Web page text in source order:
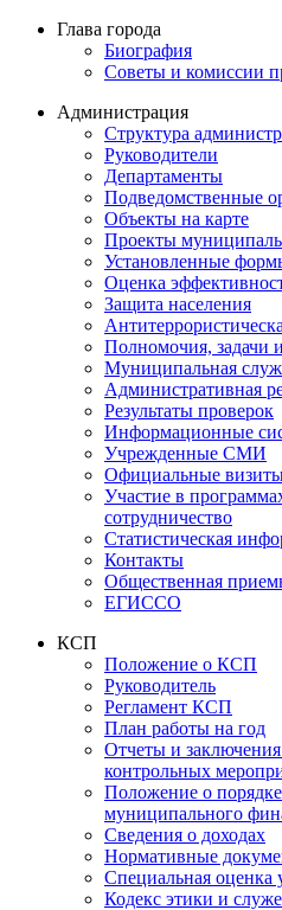
Глава города
Биография
Советы и комиссии
Администрация
Структура
Руководители
Департаменты
Подведомственные
Объекты на карте
Проекты
Установленные
Оценка
Защита населения
Полномочия, задачи
Муниципальная
Административная
Результаты проверок
Информационные
Учрежденные СМИ
Официальные
Участие в
сотрудничество
Статистическая
Контакты
Общественная
ЕГИССО
КСП
Положение о КСП
Руководитель
Регламент КСП
План работы на год
Отчеты и
контрольных
Положение о
муниципального
Сведения о доходах
Нормативные
Специальная оценка
Кодекс этики и